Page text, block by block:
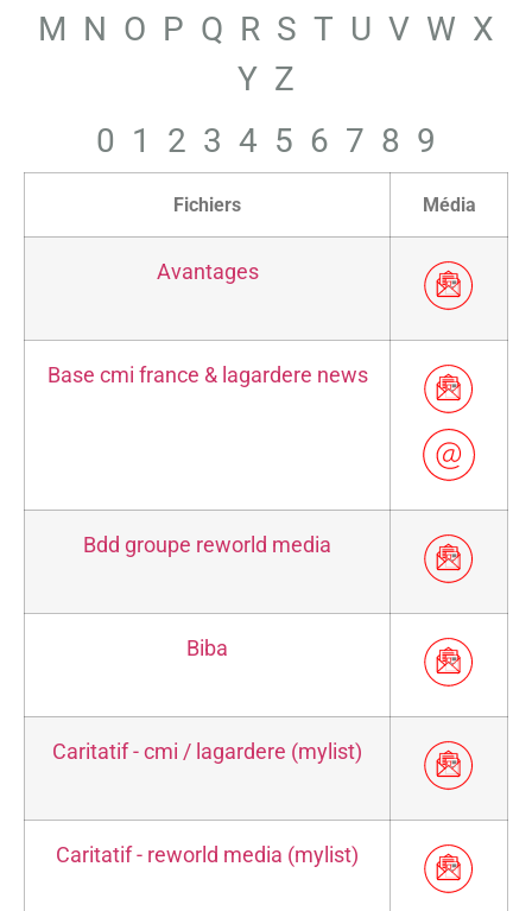
M N O P Q R S T U V W X
Y Z
0 1 2 3 4 5 6 7 8 9
Fichiers Média
Avantages
Base cmi france & lagardere news
Bdd groupe reworld media
Biba
Caritatif - cmi / lagardere (mylist)
Caritatif - reworld media (mylist)